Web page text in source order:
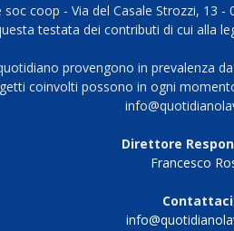
coop - Via del Casale Strozzi, 13
testata dei contributi di cui alla
provengono in prevalenza
coinvolti possono in ogni
Direttore
Francesco
Contattaci: